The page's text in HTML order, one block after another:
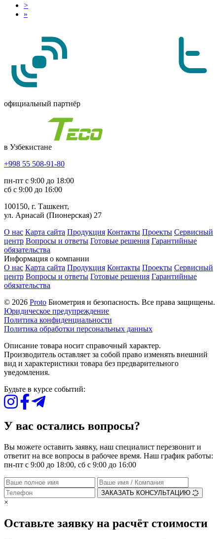
>
»
официальный партнёр
в Узбекистане
+998 55 508-91-80
пн-пт с 9:00 до 18:00
сб с 9:00 до 16:00
100150, г. Ташкент,
ул. Арнасай (Пионерская) 27
О нас Карта сайта Продукция Контакты Проекты Сервисный
центр Вопросы и ответы Готовые решения Гарантийные
обязательства
Информация о компании
О нас Карта сайта Продукция Контакты Проекты Сервисный
центр Вопросы и ответы Готовые решения Гарантийные
обязательства
© 2026 Proto Биометрия и безопасность. Все права защищены.
Юридическое предупреждение
Политика конфиденциальности
Политика обработки персональных данных
Описание товара носит справочный характер.
Производитель оставляет за собой право изменять внешний
вид и характеристики товара без предварительного
уведомления.
Будьте в курсе событий:
У вас остались вопросы?
Вы можете оставить заявку, наш специалист перезвонит и
ответит на все вопросы в рабочее время. Наш график работы:
пн-пт с 9:00 до 18:00, сб с 9:00 до 16:00
ЗАКАЗАТЬ КОНСУЛЬТАЦИЮ
×
Оставьте заявку на расчёт стоимости